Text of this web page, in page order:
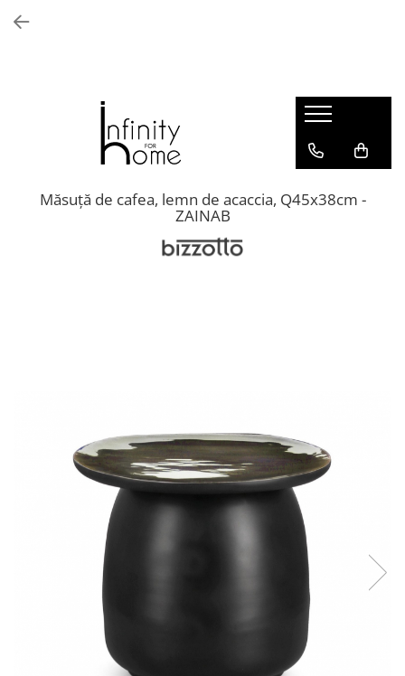
Biblioteci și rafturi
Masute auxiliare
Comode living
Fotolii dormitor
Mobila dining
Console extensibile
Covoare dining
Scaune de bar / insula
Scaune exterior
Măsuță de cafea, lemn de acaccia, Q45x38cm -
ZAINAB